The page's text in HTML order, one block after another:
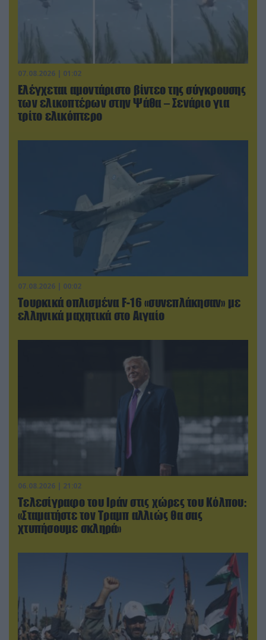
07.08.2026 | 01:02
Ελέγχεται αμοντάριστο βίντεο της σύγκρουσης
των ελικοπτέρων στην Ψάθα – Σενάριο για
τρίτο ελικόπτερο
07.08.2026 | 00:02
Τουρκικά οπλισμένα F-16 «συνεπλάκησαν» με
ελληνικά μαχητικά στο Αιγαίο
06.08.2026 | 21:02
Τελεσίγραφο του Ιράν στις χώρες του Κόλπου:
«Σταματήστε τον Τραμπ αλλιώς θα σας
χτυπήσουμε σκληρά»